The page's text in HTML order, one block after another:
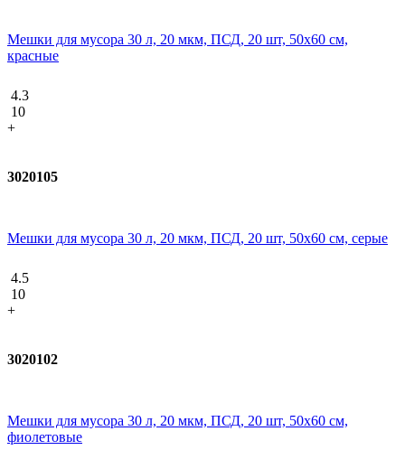
Мешки для мусора 30 л, 20 мкм, ПСД, 20 шт, 50х60 см,
красные
4.3
10
+
3020105
Мешки для мусора 30 л, 20 мкм, ПСД, 20 шт, 50х60 см, серые
4.5
10
+
3020102
Мешки для мусора 30 л, 20 мкм, ПСД, 20 шт, 50х60 см,
фиолетовые